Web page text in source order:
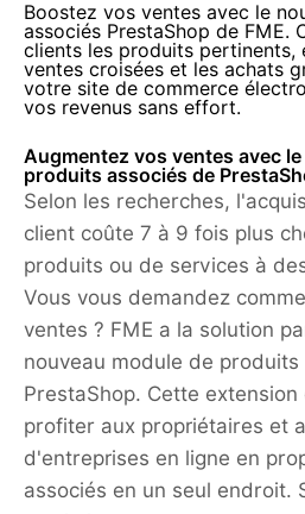
Boostez vos ventes avec le
associés PrestaShop de FME.
clients les produits pertinents,
ventes croisées et les achats
votre site de commerce
vos revenus sans effort.
Augmentez vos ventes avec
produits associés de
Selon les recherches,
client coûte 7 à 9 fois plus
produits ou de services à
Vous vous demandez
ventes ? FME a la solution
nouveau module de produits
PrestaShop. Cette
profiter aux propriétaires et
d'entreprises en ligne en
associés en un seul endroit.